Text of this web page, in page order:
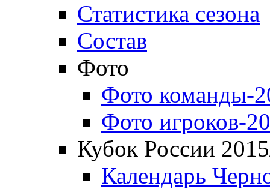
Статистика сезона
Состав
Фото
Фото команды-
Фото игроков-
Кубок России
Календарь